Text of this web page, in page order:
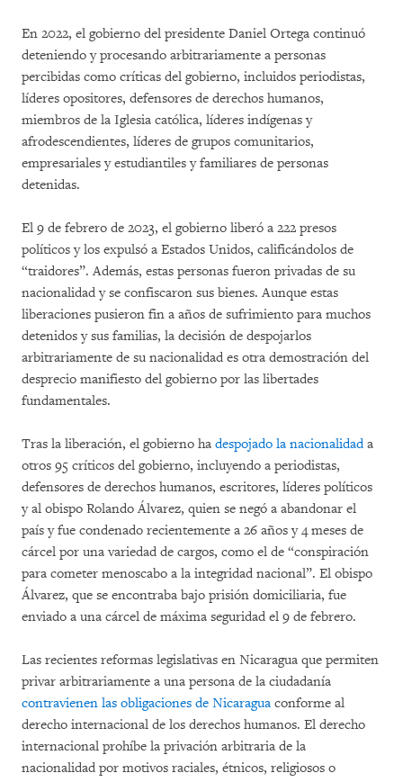
En 2022, el gobierno del presidente Daniel Ortega continuó
deteniendo y procesando arbitrariamente a personas
percibidas como críticas del gobierno, incluidos periodistas,
líderes opositores, defensores de derechos humanos,
miembros de la Iglesia católica, líderes indígenas y
afrodescendientes, líderes de grupos comunitarios,
empresariales y estudiantiles y familiares de personas
detenidas.
El 9 de febrero de 2023, el gobierno liberó a 222 presos
políticos y los expulsó a Estados Unidos, calificándolos de
“traidores”. Además, estas personas fueron privadas de su
nacionalidad y se confiscaron sus bienes. Aunque estas
liberaciones pusieron fin a años de sufrimiento para muchos
detenidos y sus familias, la decisión de despojarlos
arbitrariamente de su nacionalidad es otra demostración del
desprecio manifiesto del gobierno por las libertades
fundamentales.
Tras la liberación, el gobierno ha despojado la nacionalidada
otros 95 críticos del gobierno, incluyendo a periodistas,
defensores de derechos humanos, escritores, líderes políticos
y al obispo Rolando Álvarez, quien se negó a abandonar el
país y fue condenado recientemente a 26 años y 4 meses de
cárcel por una variedad de cargos, como el de “conspiración
para cometer menoscabo a la integridad nacional”. El obispo
Álvarez, que se encontraba bajo prisión domiciliaria, fue
enviado a una cárcel de máxima seguridad el 9 de febrero.
Las recientes reformas legislativas en Nicaragua que permiten
privar arbitrariamente a una persona de la ciudadanía
contravienen las obligaciones de Nicaragua conforme al
derecho internacional de los derechos humanos. El derecho
internacional prohíbe la privación arbitraria de la
nacionalidad por motivos raciales, étnicos, religiosos o